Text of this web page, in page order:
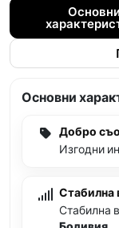
Основни
Основни
Добро
Изгодни
Стабилна
Стабилна